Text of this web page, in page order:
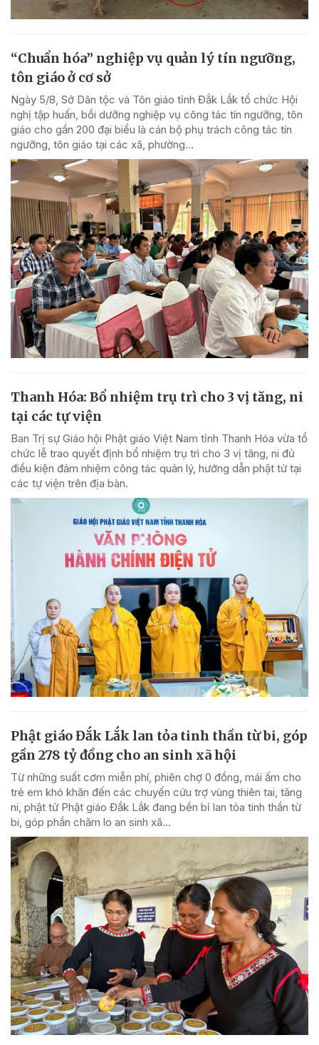
“Chuẩn hóa” nghiệp vụ quản lý tín ngưỡng,
tôn giáo ở cơ sở
Ngày 5/8, Sở Dân tộc và Tôn giáo tỉnh Đắk Lắk tổ chức Hội
nghị tập huấn, bồi dưỡng nghiệp vụ công tác tín ngưỡng, tôn
giáo cho gần 200 đại biểu là cán bộ phụ trách công tác tín
ngưỡng, tôn giáo tại các xã, phường...
Thanh Hóa: Bổ nhiệm trụ trì cho 3 vị tăng, ni
tại các tự viện
Ban Trị sự Giáo hội Phật giáo Việt Nam tỉnh Thanh Hóa vừa tổ
chức lễ trao quyết định bổ nhiệm trụ trì cho 3 vị tăng, ni đủ
điều kiện đảm nhiệm công tác quản lý, hướng dẫn phật tử tại
các tự viện trên địa bàn.
Phật giáo Đắk Lắk lan tỏa tinh thần từ bi, góp
gần 278 tỷ đồng cho an sinh xã hội
Từ những suất cơm miễn phí, phiên chợ 0 đồng, mái ấm cho
trẻ em khó khăn đến các chuyến cứu trợ vùng thiên tai, tăng
ni, phật tử Phật giáo Đắk Lắk đang bền bỉ lan tỏa tinh thần từ
bi, góp phần chăm lo an sinh xã...